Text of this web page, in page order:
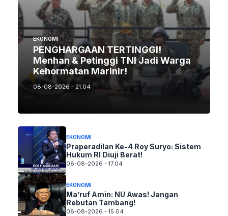
EKONOMI
PENGHARGAAN TERTINGGI!
Menhan & Petinggi TNI Jadi Warga
Kehormatan Marinir!
08-08-2026 - 21.04
EKONOMI
Praperadilan Ke-4 Roy Suryo: Sistem
Hukum RI Diuji Berat!
08-08-2026 - 17.04
EKONOMI
Ma’ruf Amin: NU Awas! Jangan
Rebutan Tambang!
08-08-2026 - 15.04